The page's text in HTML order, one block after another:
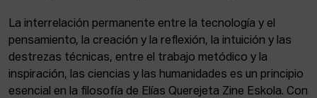
Facebook Equis Instagram
La interrelación permanente entre la tecnología y el
pensamiento, la creación y la reflexión, la intuición y las
destrezas técnicas, entre el trabajo metódico y la
inspiración, las ciencias y las humanidades es un principio
esencial en la filosofía de Elías Querejeta Zine Eskola. Con